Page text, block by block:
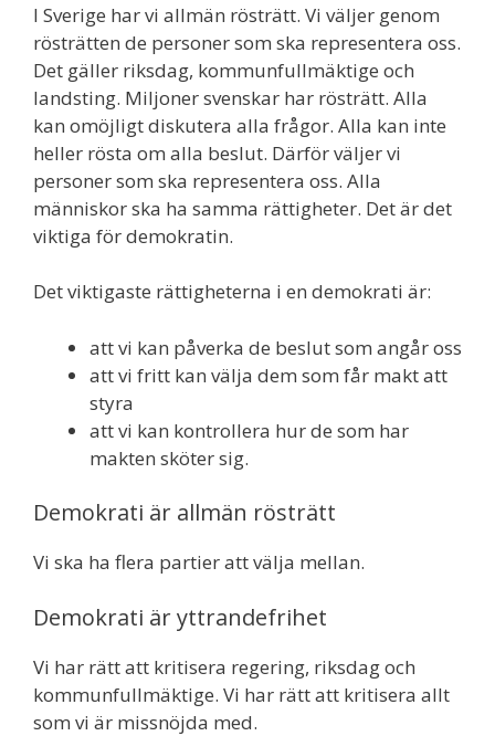
I Sverige har vi allmän rösträtt. Vi väljer genom
rösträtten de personer som ska representera oss.
Det gäller riksdag, kommunfullmäktige och
landsting. Miljoner svenskar har rösträtt. Alla
kan omöjligt diskutera alla frågor. Alla kan inte
heller rösta om alla beslut. Därför väljer vi
personer som ska representera oss. Alla
människor ska ha samma rättigheter. Det är det
viktiga för demokratin.
Det viktigaste rättigheterna i en demokrati är:
att vi kan påverka de beslut som angår oss
att vi fritt kan välja dem som får makt att
styra
att vi kan kontrollera hur de som har
makten sköter sig.
Demokrati är allmän rösträtt
Vi ska ha flera partier att välja mellan.
Demokrati är yttrandefrihet
Vi har rätt att kritisera regering, riksdag och
kommunfullmäktige. Vi har rätt att kritisera allt
som vi är missnöjda med.